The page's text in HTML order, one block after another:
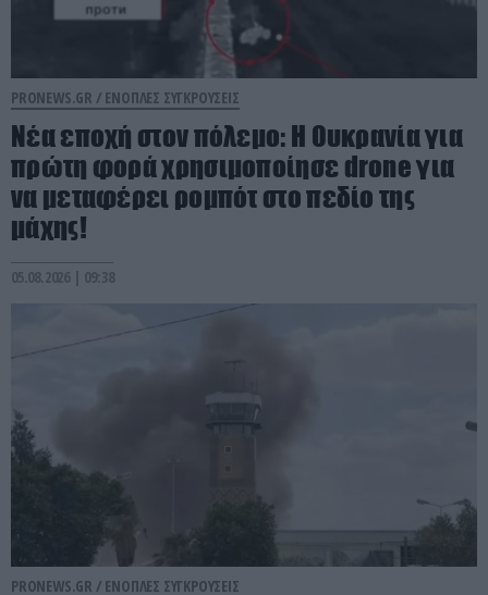
PRONEWS.GR / ΕΝΟΠΛΕΣ ΣΥΓΚΡΟΥΣΕΙΣ
Νέα εποχή στον πόλεμο: Η Ουκρανία για
πρώτη φορά χρησιμοποίησε drone για
να μεταφέρει ρομπότ στο πεδίο της
μάχης!
05.08.2026 | 09:38
PRONEWS.GR / ΕΝΟΠΛΕΣ ΣΥΓΚΡΟΥΣΕΙΣ